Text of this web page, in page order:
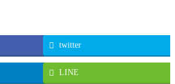
twitter
LINE